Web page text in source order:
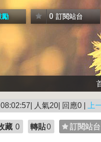
勵 0 訂閱站台
人氣20| 回應0 | 上
藏 0 轉貼0 訂閱站台